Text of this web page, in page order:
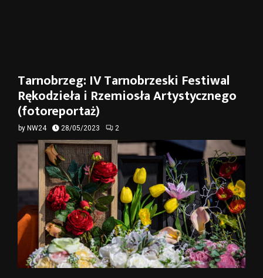
Tarnobrzeg: IV Tarnobrzeski Festiwal
Rękodzieła i Rzemiosła Artystycznego
(fotoreportaż)
by NW24 28/05/2023 2